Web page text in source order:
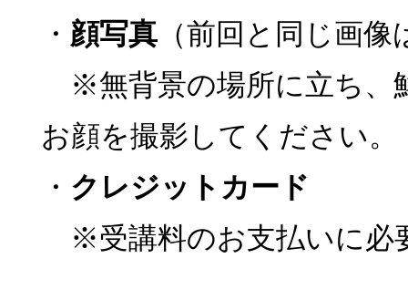
・ 顔写真（前回と同じ画像
※無背景の場所に立ち、
お顔を撮影してください。
・ クレジットカード
※受講料のお支払いに必